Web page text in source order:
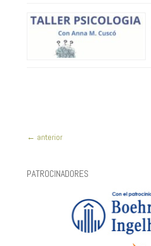
← anterior
PATROCINADORES